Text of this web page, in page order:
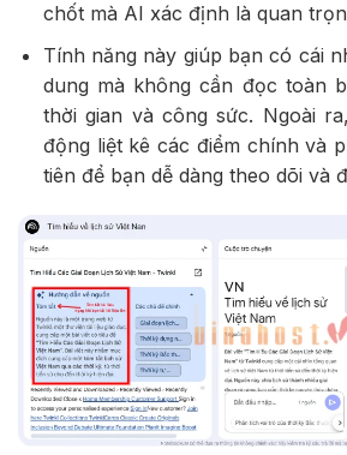
chốt mà AI xác định là quan
Tính năng này giúp bạn có cái
dung mà không cần đọc toàn
thời gian và công sức. Ngoài
động liệt kê các điểm chính và
tiên để bạn dễ dàng theo dõi và